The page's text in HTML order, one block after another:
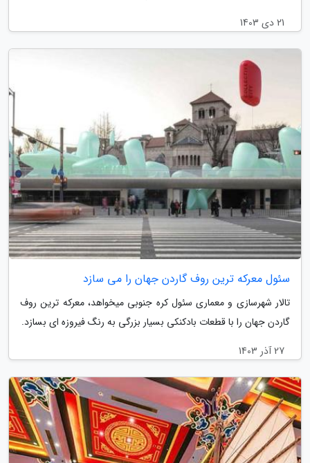
21 دی 1403
سئول معرکه ترین روف گاردن جهان را می سازد
تالار شهرسازی و معماری سئول کره جنوبی میخواهد، معرکه ترین روف
گاردن جهان را با قطعات بادکنکی بسیار بزرگی به رنگ فیروزه ای بسازد.
27 آذر 1403